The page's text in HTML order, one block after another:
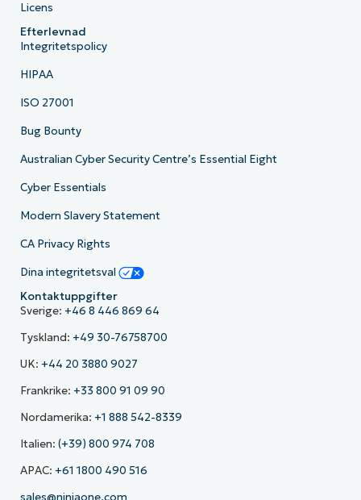
Licens
Efterlevnad
Integritetspolicy
HIPAA
ISO 27001
Bug Bounty
Australian Cyber Security Centre’s Essential Eight
Cyber Essentials
Modern Slavery Statement
CA Privacy Rights
Dina integritetsval
Kontaktuppgifter
Sverige: +46 8 446 869 64
Tyskland: +49 30-76758700
UK: +44 20 3880 9027
Frankrike: +33 800 91 09 90
Nordamerika: +1 888 542-8339
Italien: (+39) 800 974 708
APAC: +61 1800 490 516
sales@ninjaone.com